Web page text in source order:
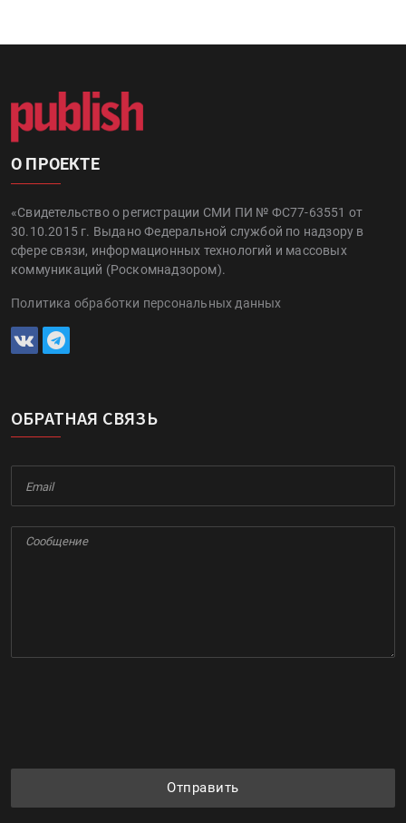
О ПРОЕКТЕ
«Свидетельство о регистрации СМИ ПИ № ФС77-63551 от
30.10.2015 г. Выдано Федеральной службой по надзору в
сфере связи, информационных технологий и массовых
коммуникаций (Роскомнадзором).
Политика обработки персональных данных
ОБРАТНАЯ СВЯЗЬ
Отправить